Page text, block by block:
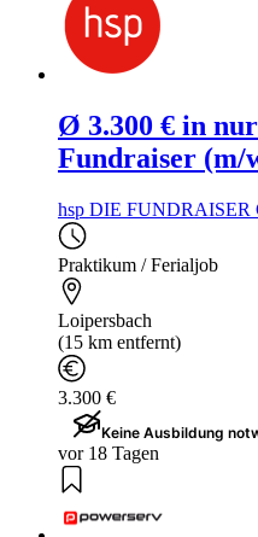
Ø 3.300 € in
Fundraiser (m/
hsp DIE FUNDRAISER
Praktikum / Ferialjob
Loipersbach
(15 km entfernt)
3.300 €
Keine Ausbildung
vor 18 Tagen